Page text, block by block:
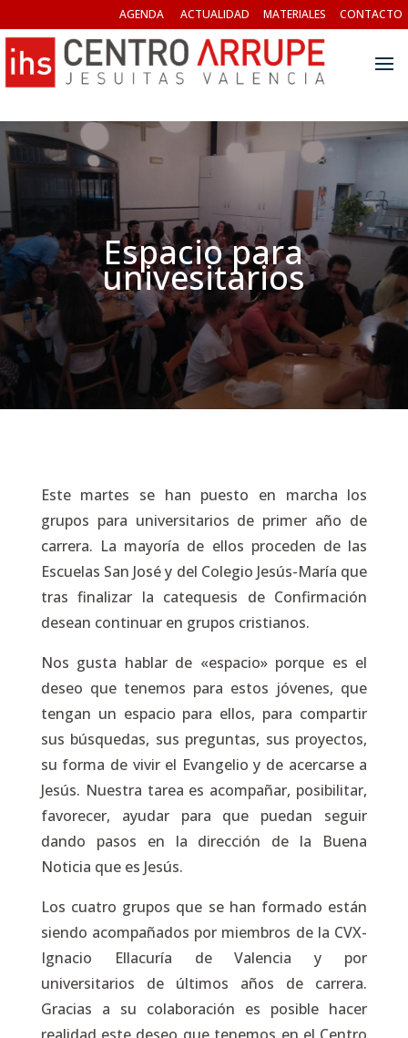
AGENDA ACTUALIDAD MATERIALES CONTACTO
Espacio para
univesitarios
Este martes se han puesto en marcha los
grupos para universitarios de primer año de
carrera. La mayoría de ellos proceden de las
Escuelas San José y del Colegio Jesús-María que
tras finalizar la catequesis de Confirmación
desean continuar en grupos cristianos.
Nos gusta hablar de «espacio» porque es el
deseo que tenemos para estos jóvenes, que
tengan un espacio para ellos, para compartir
sus búsquedas, sus preguntas, sus proyectos,
su forma de vivir el Evangelio y de acercarse a
Jesús. Nuestra tarea es acompañar, posibilitar,
favorecer, ayudar para que puedan seguir
dando pasos en la dirección de la Buena
Noticia que es Jesús.
Los cuatro grupos que se han formado están
siendo acompañados por miembros de la CVX-
Ignacio Ellacuría de Valencia y por
universitarios de últimos años de carrera.
Gracias a su colaboración es posible hacer